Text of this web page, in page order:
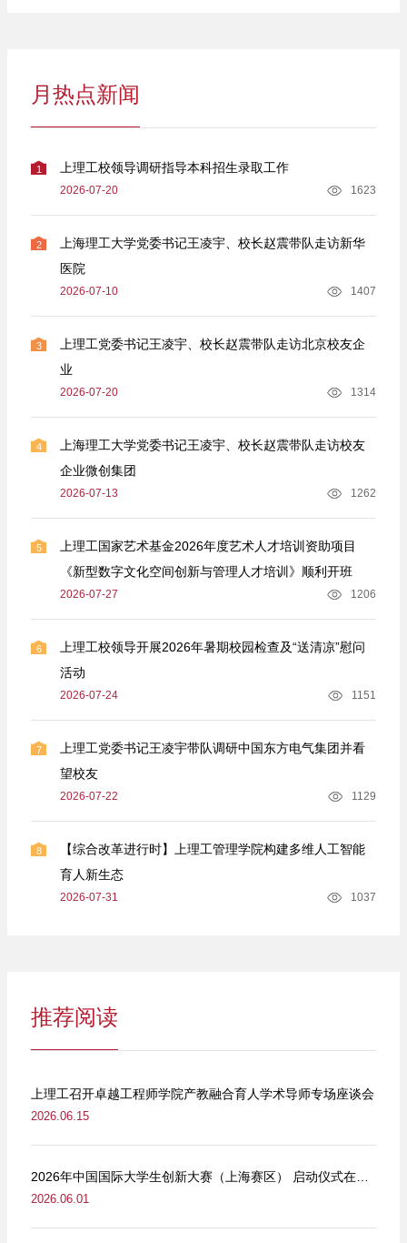
月热点新闻
1 上理工校领导调研指导本科招生录取工作
2026-07-20 1623
2
上海理工大学党委书记王凌宇、校长赵震带队走访新华
医院
2026-07-10 1407
3
上理工党委书记王凌宇、校长赵震带队走访北京校友企
业
2026-07-20 1314
4
上海理工大学党委书记王凌宇、校长赵震带队走访校友
企业微创集团
2026-07-13 1262
5
上理工国家艺术基金2026年度艺术人才培训资助项目
《新型数字文化空间创新与管理人才培训》顺利开班
2026-07-27 1206
6
上理工校领导开展2026年暑期校园检查及“送清凉”慰问
活动
2026-07-24 1151
7
上理工党委书记王凌宇带队调研中国东方电气集团并看
望校友
2026-07-22 1129
8
【综合改革进行时】上理工管理学院构建多维人工智能
育人新生态
2026-07-31 1037
推荐阅读
上理工召开卓越工程师学院产教融合育人学术导师专场座谈会
2026.06.15
2026.06.01